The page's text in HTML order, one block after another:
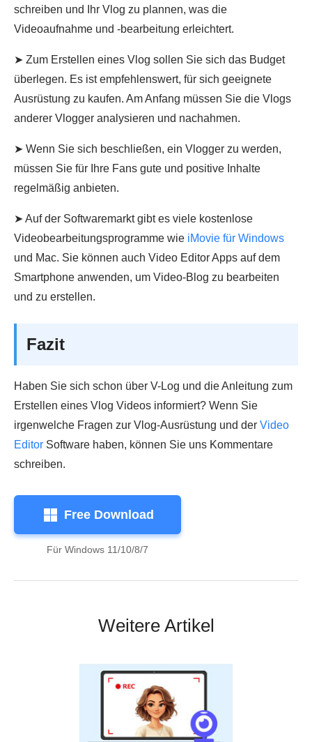
schreiben und Ihr Vlog zu plannen, was die
Videoaufnahme und -bearbeitung erleichtert.
➤ Zum Erstellen eines Vlog sollen Sie sich das Budget
überlegen. Es ist empfehlenswert, für sich geeignete
Ausrüstung zu kaufen. Am Anfang müssen Sie die Vlogs
anderer Vlogger analysieren und nachahmen.
➤ Wenn Sie sich beschließen, ein Vlogger zu werden,
müssen Sie für Ihre Fans gute und positive Inhalte
regelmäßig anbieten.
➤ Auf der Softwaremarkt gibt es viele kostenlose
Videobearbeitungsprogramme wie iMovie für Windows
und Mac. Sie können auch Video Editor Apps auf dem
Smartphone anwenden, um Video-Blog zu bearbeiten
und zu erstellen.
Fazit
Haben Sie sich schon über V-Log und die Anleitung zum
Erstellen eines Vlog Videos informiert? Wenn Sie
irgenwelche Fragen zur Vlog-Ausrüstung und der Video
Editor Software haben, können Sie uns Kommentare
schreiben.
Free Download
Für Windows 11/10/8/7
Weitere Artikel